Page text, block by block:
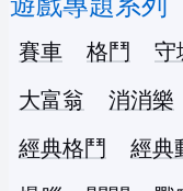
賽車 格鬥 守
大富翁
消消樂
經典格鬥
經典